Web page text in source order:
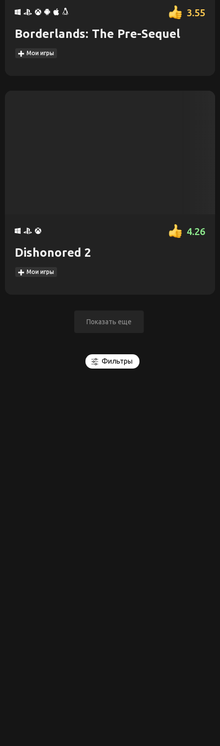
3.55
Borderlands: The Pre-Sequel
Мои игры
4.26
Dishonored 2
Мои игры
Показать еще
Фильтры